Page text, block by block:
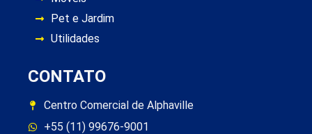
Pet e Jardim
Utilidades
CONTATO
Centro Comercial de Alphaville
+55 (11) 99676-9001